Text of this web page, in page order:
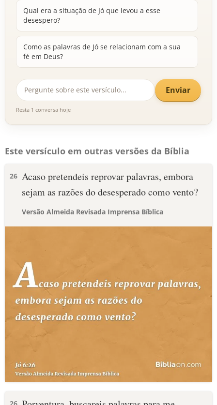
Qual era a situação de Jó que levou a esse
desespero?
Como as palavras de Jó se relacionam com a sua
fé em Deus?
Enviar
Resta 1 conversa hoje
Este versículo em outras versões da Bíblia
26 Acaso pretendeis reprovar palavras, embora
sejam as razões do desesperado como vento?
Versão Almeida Revisada Imprensa Bíblica